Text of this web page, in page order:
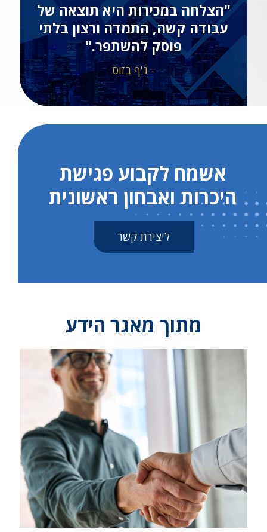
"הצלחה במכירות היא תוצאה של
עבודה קשה, התמדה ורצון בלתי
פוסק להשתפר."
- ג'ף בזוס
אשמח לקבוע פגישת
היכרות ואבחון ראשונית
ליצירת קשר
מתוך מאגר הידע